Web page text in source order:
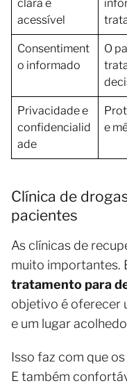
clara e
acessível
Consentiment
o informado
O
Privacidade e
confidencialid
ade
e
Clínica de
pacientes
As clínicas de
muito importantes.
tratamento para
objetivo é oferecer
e um lugar
Isso faz com que
E também